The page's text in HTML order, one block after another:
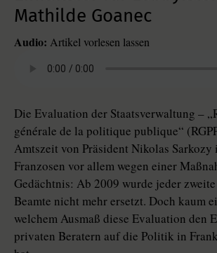
Mathilde Goanec
Audio: Artikel vorlesen lassen
Die Evaluation der Staatsverwaltung –
générale de la politique publique“
Amtszeit von Präsident Nikolas Sarkozy
Franzosen vor allem wegen einer
Gedächtnis: Ab 2009 wurde jeder
Beamte nicht mehr ersetzt. Doch kaum
welchem Ausmaß diese Evaluation den
privaten Beratern auf die Politik in